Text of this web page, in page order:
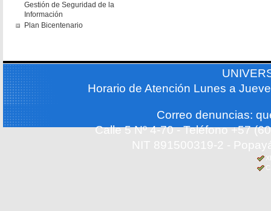
Gestión de Seguridad de la
Información
Plan Bicentenario
Horario de Atención Lunes a
Correo denuncias:
Calle 5 Nº 4-70 - Teléfono +57
NIT 891500319-2 -